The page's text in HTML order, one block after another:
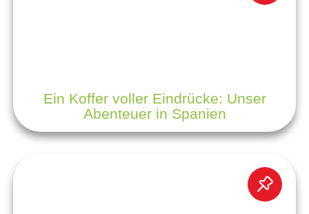
Ein Koffer voller Eindrücke: Unser
Abenteuer in Spanien